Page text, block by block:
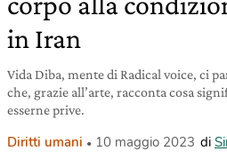
in Iran
Vida Diba, mente di Radical voice, ci
che, grazie all’arte, racconta cosa
esserne prive.
Diritti umani 10 maggio 2023 di